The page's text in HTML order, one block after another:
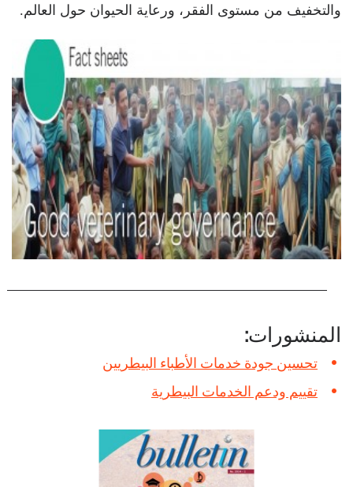
والتخفيف من مستوى الفقر، ورعاية الحيوان حول العالم.
المنشورات:
تحسين جودة خدمات الأطباء البيطريين
تقييم ودعم الخدمات البيطرية